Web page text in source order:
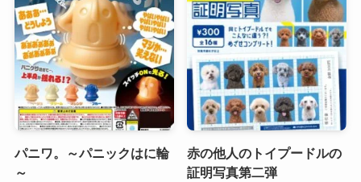
パニワ。～パニックはに輪
～
赤の他人のトイプードルの
証明写真第二弾